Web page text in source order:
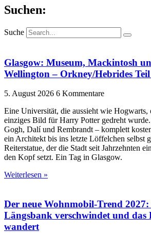
Suchen:
Suche
Glasgow: Museum, Mackintosh
Wellington – Orkney/Hebrides Teil
5. August 2026 6 Kommentare
Eine Universität, die aussieht wie
einziges Bild für Harry Potter gedreht
Gogh, Dalí und Rembrandt – komplett
ein Architekt bis ins letzte Löffelchen selbst
Reiterstatue, der die Stadt seit Jahrzehnten
den Kopf setzt. Ein Tag in Glasgow.
Weiterlesen »
Der neue Wohnmobil-Trend
Längsbank verschwindet und das
wandert